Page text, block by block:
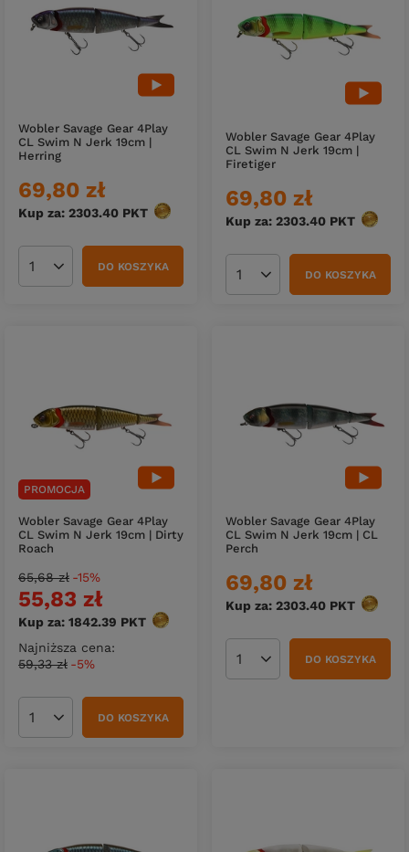
Wobler Savage Gear 4Play
CL Swim N Jerk 19cm |
Herring
69,80 zł
Kup za: 2303.40 PKT punktów
Ilość produktówDO KOSZYKA
Wobler Savage Gear 4Play
CL Swim N Jerk 19cm |
Firetiger
69,80 zł
Kup za: 2303.40 PKT
Ilość produktówDO KOSZYKA
PROMOCJA
Wobler Savage Gear 4Play
CL Swim N Jerk 19cm | Dirty
Roach
55,83 zł
Kup za: 1842.39 PKT punktów
Najniższa cena:
59,33 zł -5%
65,68 zł -15%
Ilość produktówDO KOSZYKA
Wobler Savage Gear 4Play
CL Swim N Jerk 19cm | CL
Perch
69,80 zł
Kup za: 2303.40 PKT
Ilość produktówDO KOSZYKA